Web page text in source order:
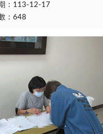
：113-12-17
：648